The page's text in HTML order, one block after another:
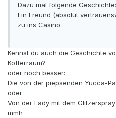
Dazu mal folgende Geschichte:
Ein Freund (absolut
zu ins Casino.
Kennst du auch die Geschichte
Kofferraum?
oder noch besser:
Die von der piepsenden Yucca-
oder
Von der Lady mit dem
mmh